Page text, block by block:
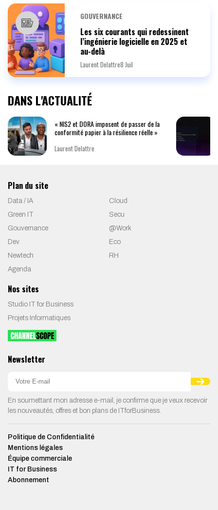
GOUVERNANCE
Les six courants qui redessinent
l’ingénierie logicielle en 2025 et
au-delà
Laurent Delattre8 Juil
DANS L'ACTUALITÉ
« NIS2 et DORA imposent de passer de la
conformité papier à la résilience réelle »
Laurent Delattre
Plan du site
Data / IA
Cloud
Green IT
Secu
Gouvernance
@Work
Dev
Eco
Newtech
RH
Agenda
Nos sites
Studio IT for Business
Projets Informatiques
Newsletter
En soumettant mon adresse e-mail, je confirme que je veux recevoir
les nouveautés, offres et bon plans de ITforBusiness.
Politique de Confidentialité
Mentions légales
Équipe commerciale
IT for Business
Abonnement